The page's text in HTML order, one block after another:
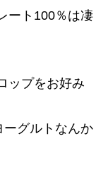
ート100％は凄
ップをお好み
ーグルトなんか